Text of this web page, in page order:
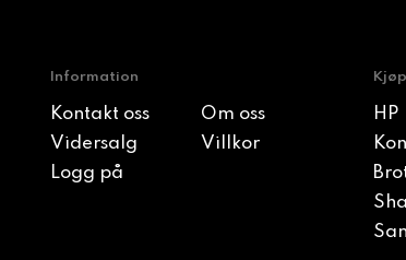
Information
Kontakt oss
Om oss
Vidersalg
Villkor
Logg på
HP